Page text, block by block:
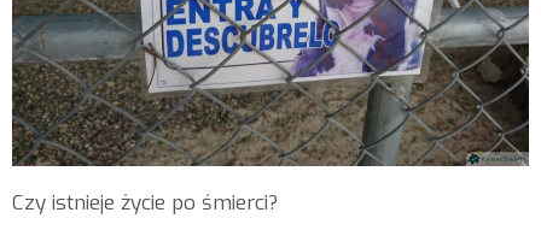
Czy istnieje życie po śmierci?